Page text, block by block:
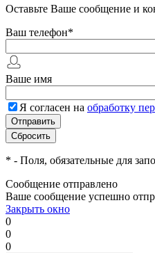
Оставьте Ваше сообщение и
Ваш телефон*
Ваше имя
Я согласен на обработку
* - Поля, обязательные для
Сообщение отправлено
Ваше сообщение успешно
Закрыть окно
0
0
0